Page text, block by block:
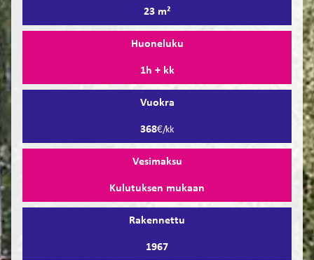
23 m²
Huoneluku
1h + kk
Vuokra
368€/kk
Vesimaksu
Kulutuksen mukaan
Rakennettu
1967